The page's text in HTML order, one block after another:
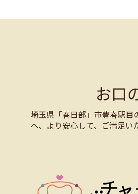
お口
埼玉県「春日部」市豊春駅目
へ、より安心して、ご満足い